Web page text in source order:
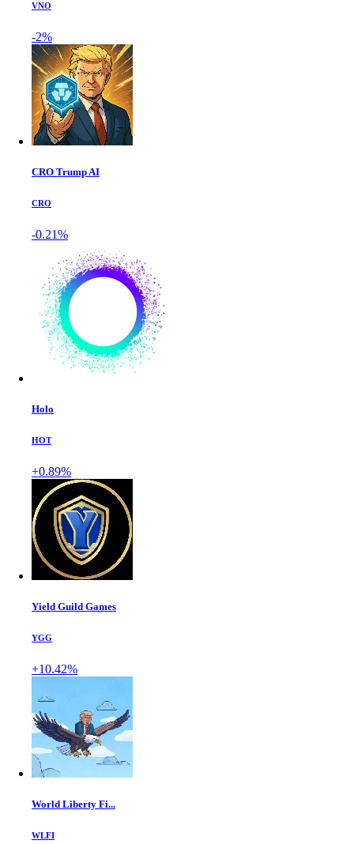
VNO
-2%
CRO Trump AI
CRO
-0.21%
Holo
HOT
+0.89%
Yield Guild Games
YGG
+10.42%
World Liberty Fi...
WLFI